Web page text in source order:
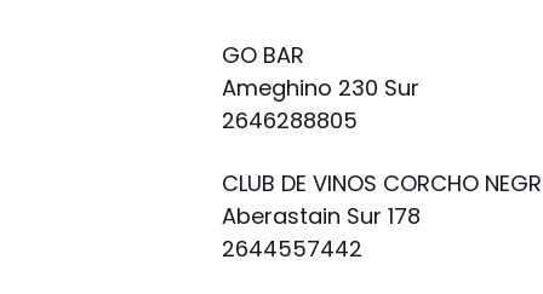
GO BAR
Ameghino 230 Sur
2646288805
CLUB DE VINOS CORCHO
Aberastain Sur 178
2644557442